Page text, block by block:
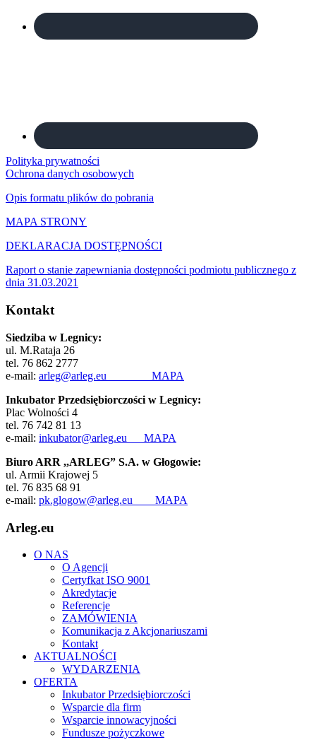
Polityka prywatności
Ochrona danych osobowych
Opis formatu plików do pobrania
MAPA STRONY
DEKLARACJA DOSTĘPNOŚCI
Raport o stanie zapewniania dostępności podmiotu publicznego z
dnia 31.03.2021
Kontakt
Siedziba w Legnicy:
ul. M.Rataja 26
tel. 76 862 2777
e-mail: arleg@arleg.eu MAPA
Inkubator Przedsiębiorczości w Legnicy:
Plac Wolności 4
tel. 76 742 81 13
e-mail: inkubator@arleg.eu MAPA
Biuro ARR ,,ARLEG” S.A. w Głogowie:
ul. Armii Krajowej 5
tel. 76 835 68 91
e-mail: pk.glogow@arleg.eu MAPA
Arleg.eu
O NAS
O Agencji
Certyfkat ISO 9001
Akredytacje
Referencje
ZAMÓWIENIA
Komunikacja z Akcjonariuszami
Kontakt
AKTUALNOŚCI
WYDARZENIA
OFERTA
Inkubator Przedsiębiorczości
Wsparcie dla firm
Wsparcie innowacyjności
Fundusze pożyczkowe